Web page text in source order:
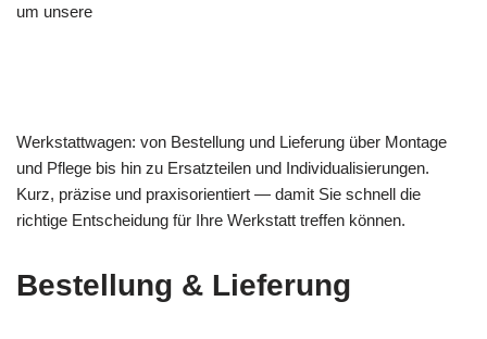
um unsere
Werkstattwagen: von Bestellung und Lieferung über Montage
und Pflege bis hin zu Ersatzteilen und Individualisierungen.
Kurz, präzise und praxisorientiert — damit Sie schnell die
richtige Entscheidung für Ihre Werkstatt treffen können.
Bestellung & Lieferung